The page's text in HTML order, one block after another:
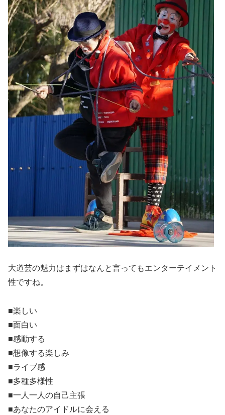
大道芸の魅力はまずはなんと言ってもエンターテイメント
性ですね。
■楽しい
■面白い
■感動する
■想像する楽しみ
■ライブ感
■多種多様性
■一人一人の自己主張
■あなたのアイドルに会える